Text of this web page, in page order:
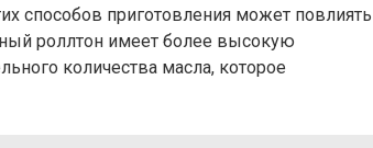
способов приготовления может повлиять
роллтон имеет более высокую
количества масла, которое